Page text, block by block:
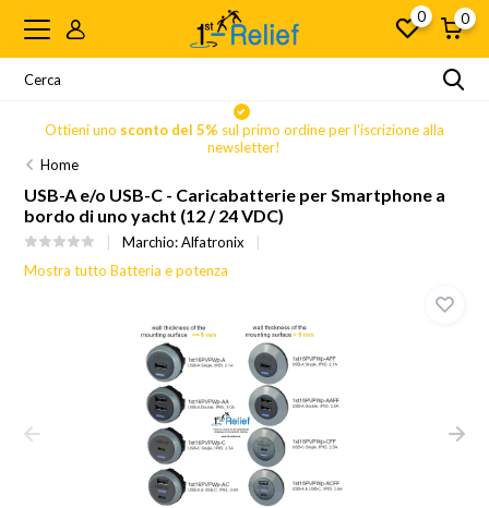
0 0
Ottieni uno sconto del 5% sul primo ordine per l'iscrizione alla
newsletter!
Home
USB-A e/o USB-C - Caricabatterie per Smartphone a
bordo di uno yacht (12 / 24 VDC)
Marchio:Alfatronix
Mostra tutto Batteria e potenza